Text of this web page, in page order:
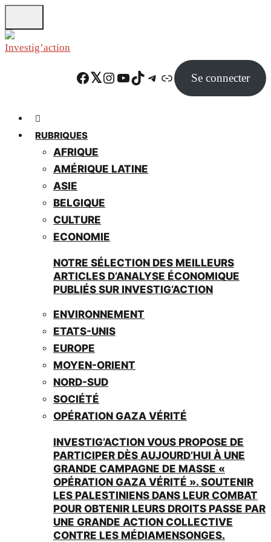
to
main
Facebook Twitter Instagram YouTube TikTok Telegram Lien Se connecter
RUBRIQUES
AFRIQUE
AMÉRIQUE LATINE
ASIE
BELGIQUE
CULTURE
ECONOMIE
NOTRE SÉLECTION DES MEILLEURS
ARTICLES D’ANALYSE ÉCONOMIQUE
PUBLIÉS SUR INVESTIG’ACTION
ENVIRONNEMENT
ETATS-UNIS
EUROPE
MOYEN-ORIENT
NORD-SUD
SOCIÉTÉ
OPÉRATION GAZA VÉRITÉ
INVESTIG’ACTION VOUS PROPOSE DE
PARTICIPER DÈS AUJOURD’HUI À UNE
GRANDE CAMPAGNE DE MASSE «
OPÉRATION GAZA VÉRITÉ ». SOUTENIR
LES PALESTINIENS DANS LEUR COMBAT
POUR OBTENIR LEURS DROITS PASSE PAR
UNE GRANDE ACTION COLLECTIVE
CONTRE LES MÉDIAMENSONGES.